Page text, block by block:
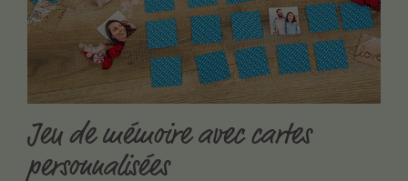
Jeu de mémoire avec cartes
personnalisées